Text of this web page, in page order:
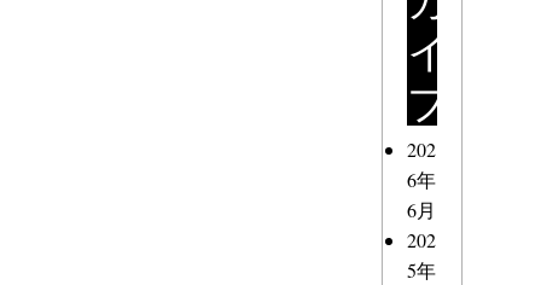
イ
ブ
202
6年
6月
202
5年